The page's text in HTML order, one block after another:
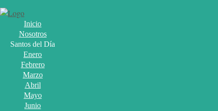
Inicio
Nosotros
Santos del Día
Enero
Febrero
Marzo
Abril
Mayo
Junio